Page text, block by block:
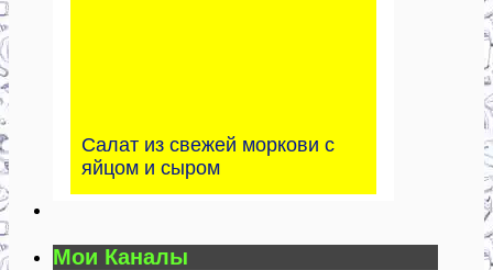
Салат из свежей моркови с
яйцом и сыром
Мои Каналы